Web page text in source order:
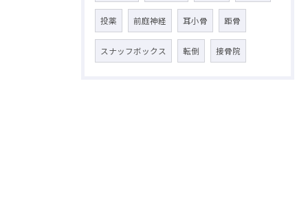
投薬 前庭神経 耳小骨 距骨
スナッフボックス 転倒 接骨院